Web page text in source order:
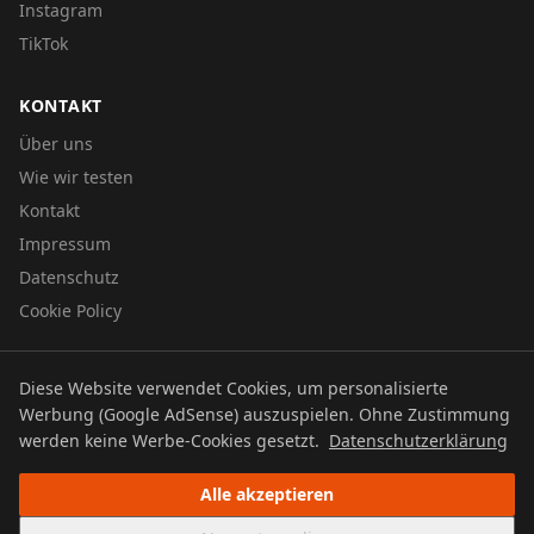
Instagram
TikTok
KONTAKT
Über uns
Wie wir testen
Kontakt
Impressum
Datenschutz
Cookie Policy
© 2026 UTBOERG TV
DatenschutzImpressumCookie Policy
Diese Website verwendet Cookies, um personalisierte
Werbung (Google AdSense) auszuspielen. Ohne Zustimmung
werden keine Werbe-Cookies gesetzt. Datenschutzerklärung
Alle akzeptieren